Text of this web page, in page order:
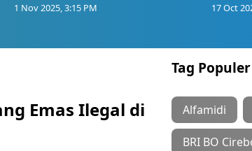
1 Nov 2025, 3:15 PM 17 Oct
Emas Ilegal di
Tag Populer
Alfamidi
BRI BO